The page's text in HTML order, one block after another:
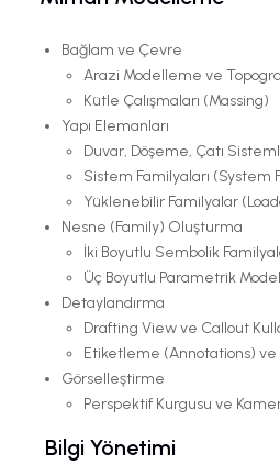
Bağlam ve Çevre
Arazi Modelleme ve
Kütle Çalışmaları (Massing)
Yapı Elemanları
Duvar, Döşeme, Çatı
Sistem Familyaları (System
Yüklenebilir Familyalar
Nesne (Family) Oluşturma
İki Boyutlu Sembolik
Üç Boyutlu Parametrik
Detaylandırma
Drafting View ve Callout
Etiketleme (Annotations)
Görselleştirme
Perspektif Kurgusu ve
Bilgi Yönetimi